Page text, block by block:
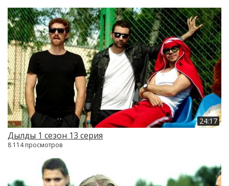
24:17
Дылды 1 сезон 13 серия
8 114 просмотров